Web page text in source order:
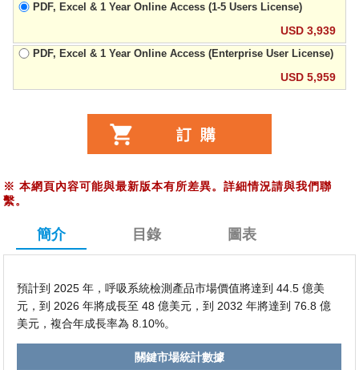
PDF, Excel & 1 Year Online Access (1-5 Users License)
USD 3,939
PDF, Excel & 1 Year Online Access (Enterprise User License)
USD 5,959
※ 本網頁內容可能與最新版本有所差異。詳細情況請與我們聯
繫。
簡介 目錄 圖表
預計到 2025 年，呼吸系統檢測產品市場價值將達到 44.5 億美
元，到 2026 年將成長至 48 億美元，到 2032 年將達到 76.8 億
美元，複合年成長率為 8.10%。
關鍵市場統計數據